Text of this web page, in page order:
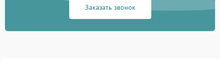
Заказать звонок